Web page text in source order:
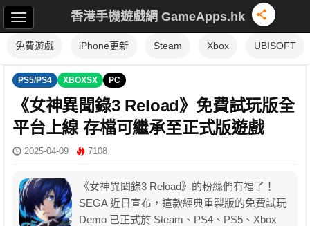
香港手機遊戲網 GameApps.hk
免費遊戲 iPhone更新 Steam Xbox UBISOFT
PS5/PS4 XBOXSX PC
《女神異聞錄3 Reload》免費試玩版全
平台上線 存檔可繼承至正式版遊戲
2025-04-09 7108
《女神異聞錄3 Reload》的粉絲們有福了！
SEGA 近日宣布，這款經典重製版的免費試玩
Demo 已正式於 Steam、PS4、PS5、Xbox